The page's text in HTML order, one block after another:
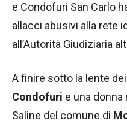
e Condofuri San Carlo
allacci abusivi alla rete
all’Autorità Giudiziaria
A finire sotto la lente
Condofuri e una
Saline del comune di